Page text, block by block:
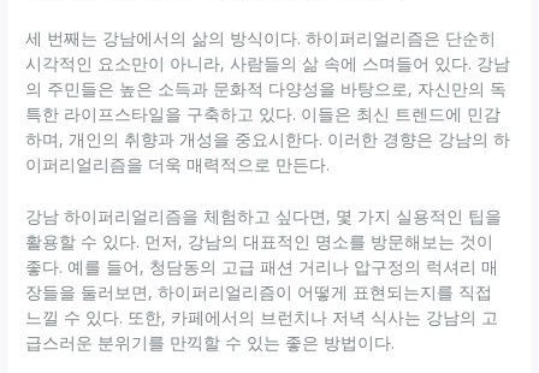
세 번째는 강남에서의 삶의 방식이다. 하이퍼리얼리즘은 단순히
시각적인 요소만이 아니라, 사람들의 삶 속에 스며들어 있다. 강남
의 주민들은 높은 소득과 문화적 다양성을 바탕으로, 자신만의 독
특한 라이프스타일을 구축하고 있다. 이들은 최신 트렌드에 민감
하며, 개인의 취향과 개성을 중요시한다. 이러한 경향은 강남의 하
이퍼리얼리즘을 더욱 매력적으로 만든다.
강남 하이퍼리얼리즘을 체험하고 싶다면, 몇 가지 실용적인 팁을
활용할 수 있다. 먼저, 강남의 대표적인 명소를 방문해보는 것이
좋다. 예를 들어, 청담동의 고급 패션 거리나 압구정의 럭셔리 매
장들을 둘러보면, 하이퍼리얼리즘이 어떻게 표현되는지를 직접
느낄 수 있다. 또한, 카페에서의 브런치나 저녁 식사는 강남의 고
급스러운 분위기를 만끽할 수 있는 좋은 방법이다.